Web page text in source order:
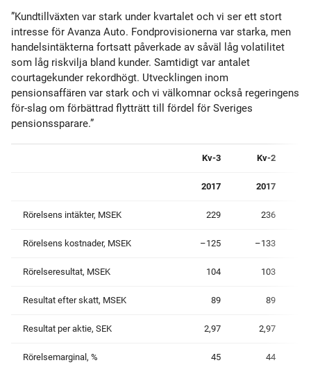
”Kundtillväxten var stark under kvartalet och vi ser ett stort
intresse för Avanza Auto. Fondprovisionerna var starka, men
handelsintäkterna fortsatt påverkade av såväl låg volatilitet
som låg riskvilja bland kunder. Samtidigt var antalet
courtagekunder rekordhögt. Utvecklingen inom
pensionsaffären var stark och vi välkomnar också regeringens
för-slag om förbättrad flytträtt till fördel för Sveriges
pensionssparare.”
Kv-3 Kv-2
2017 2017
Rörelsens intäkter, MSEK 229 236
Rörelsens kostnader, MSEK –125 –133
Rörelseresultat, MSEK 104 103
Resultat efter skatt, MSEK 89 89
Resultat per aktie, SEK 2,97 2,97
Rörelsemarginal, % 45 44